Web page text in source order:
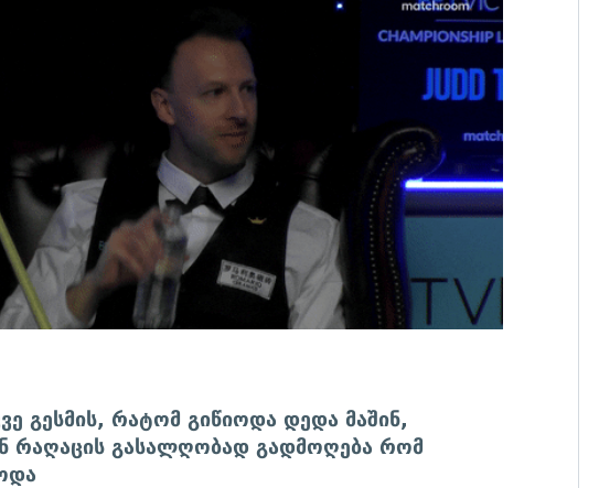
გესმის, რატომ გიწიოდა დედა მაშინ,
რაღაცის გასალღობად გადმოღება რომ